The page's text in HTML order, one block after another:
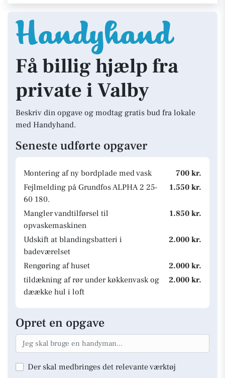
Få billig hjælp fra
private i Valby
Beskriv din opgave og modtag gratis bud fra lokale
med Handyhand.
Seneste udførte opgaver
Montering af ny bordplade med vask
700 kr.
Fejlmelding på Grundfos ALPHA 2 25-
60 180.
1.550 kr.
Mangler vandtilførsel til
opvaskemaskinen
1.850 kr.
Udskift at blandingsbatteri i
badeværelset
2.000 kr.
Rengøring af huset
2.000 kr.
tildækning af rør under køkkenvask og
dæække hul i loft
2.000 kr.
Opret en opgave
Der skal medbringes det relevante værktøj